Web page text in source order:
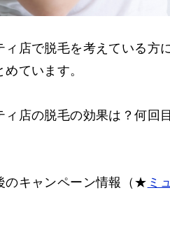
ィ店で脱毛を考えている方
ています。
店の脱毛の効果は？何回
のキャンペーン情報（★ ミ